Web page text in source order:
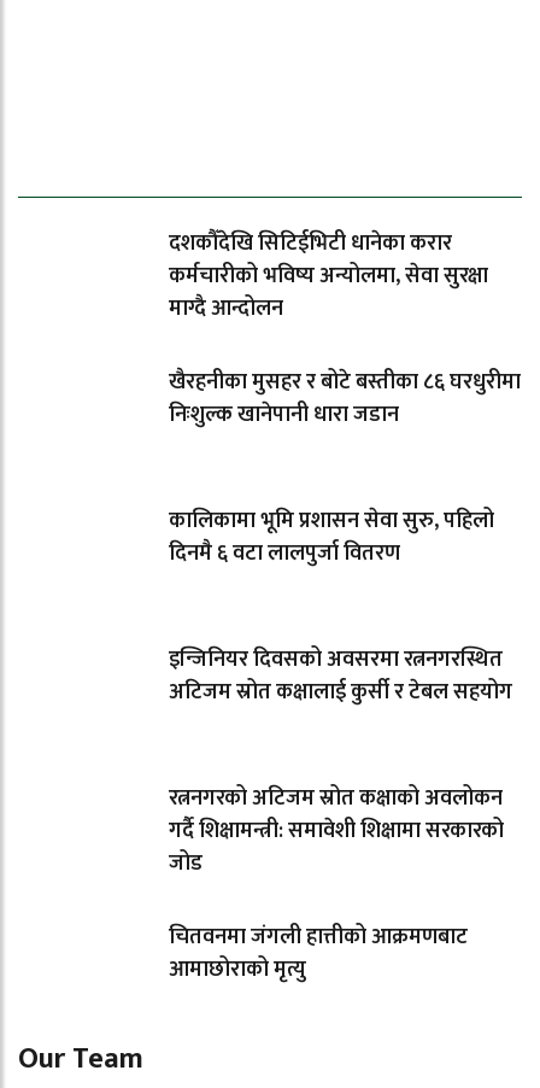
दशकौँदेखि सिटिईभिटी धानेका करार
कर्मचारीको भविष्य अन्योलमा, सेवा सुरक्षा
माग्दै आन्दोलन
खैरहनीका मुसहर र बोटे बस्तीका ८६ घरधुरीमा
निःशुल्क खानेपानी धारा जडान
कालिकामा भूमि प्रशासन सेवा सुरु, पहिलो
दिनमै ६ वटा लालपुर्जा वितरण
इन्जिनियर दिवसको अवसरमा रत्ननगरस्थित
अटिजम स्रोत कक्षालाई कुर्सी र टेबल सहयोग
रत्ननगरको अटिजम स्रोत कक्षाको अवलोकन
गर्दै शिक्षामन्त्री: समावेशी शिक्षामा सरकारको
जोड
चितवनमा जंगली हात्तीको आक्रमणबाट
आमाछोराको मृत्यु
Our Team